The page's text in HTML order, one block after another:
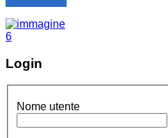
Login
Nome utente